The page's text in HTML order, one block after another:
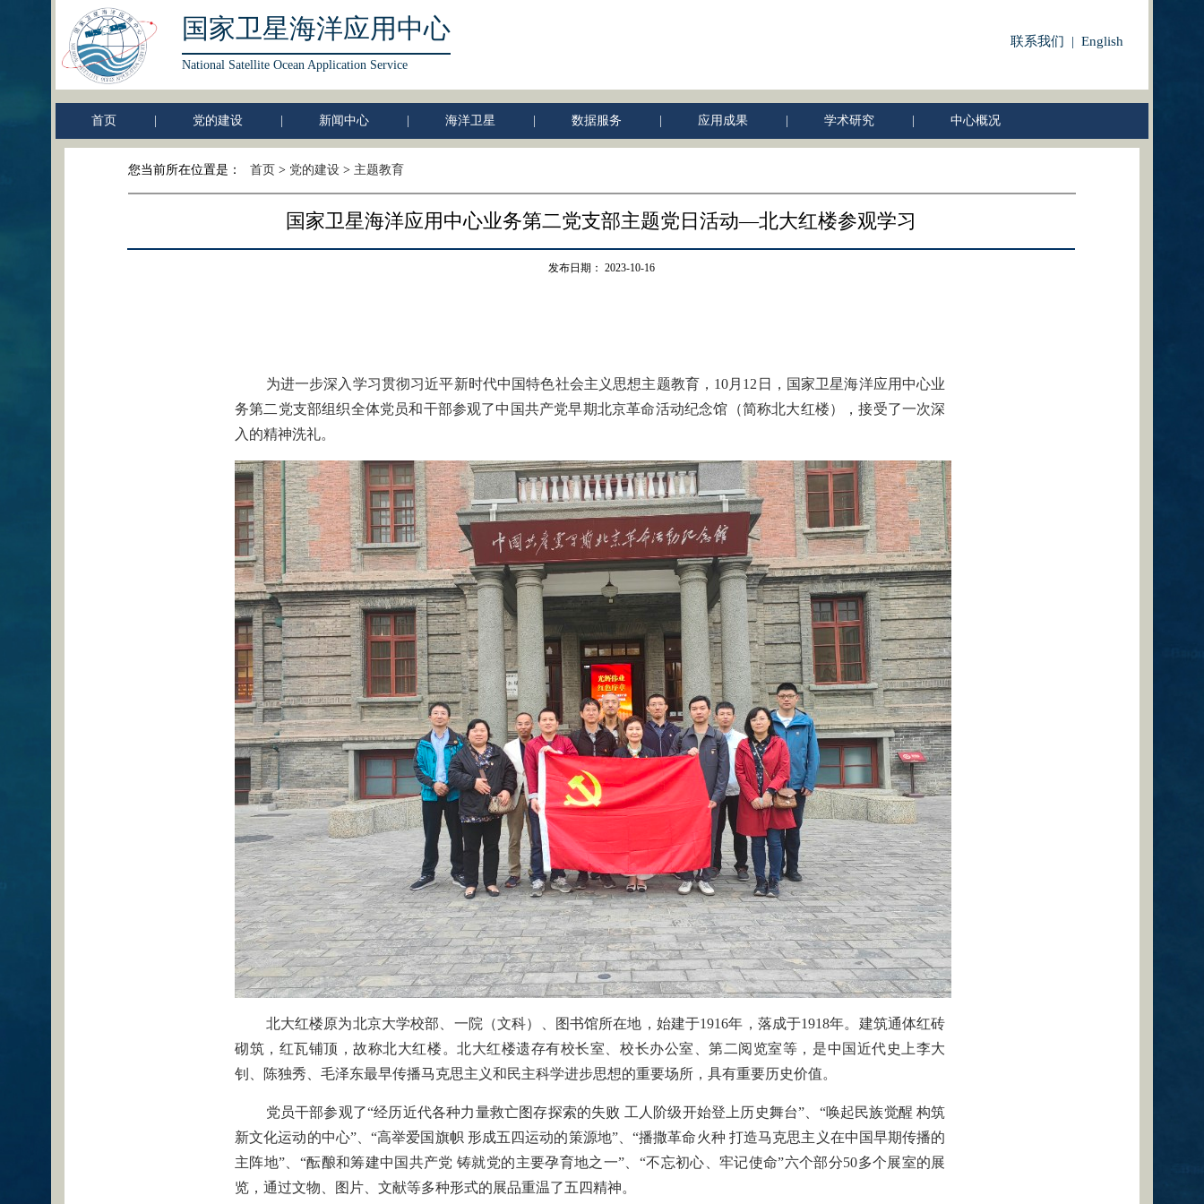
国家卫星海洋应用中心
National Satellite Ocean Application Service
联系我们 | English
首页 党的建设 新闻中心 海洋卫星 数据服务 应用成果 学术研究 中心概况
您当前所在位置是： 首页 > 党的建设> 主题教育
国家卫星海洋应用中心业务第二党支部主题党日活动—北大红楼参观学习
发布日期： 2023-10-16
为进一步深入学习贯彻习近平新时代中国特色社会主义思想主题教育，10月12日，国家卫星海洋应用中心业
务第二党支部组织全体党员和干部参观了中国共产党早期北京革命活动纪念馆（简称北大红楼），接受了一次深
入的精神洗礼。
北大红楼原为北京大学校部、一院（文科）、图书馆所在地，始建于1916年，落成于1918年。建筑通体红砖
砌筑，红瓦铺顶，故称北大红楼。北大红楼遗存有校长室、校长办公室、第二阅览室等，是中国近代史上李大
钊、陈独秀、毛泽东最早传播马克思主义和民主科学进步思想的重要场所，具有重要历史价值。
党员干部参观了“经历近代各种力量救亡图存探索的失败 工人阶级开始登上历史舞台”、“唤起民族觉醒 构筑
新文化运动的中心”、“高举爱国旗帜 形成五四运动的策源地”、“播撒革命火种 打造马克思主义在中国早期传播的
主阵地”、“酝酿和筹建中国共产党 铸就党的主要孕育地之一”、“不忘初心、牢记使命”六个部分50多个展室的展
览，通过文物、图片、文献等多种形式的展品重温了五四精神。